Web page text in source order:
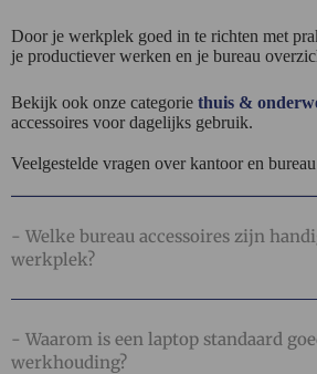
Door je werkplek goed in te richten met
je productiever werken en je bureau
Bekijk ook onze categorie thuis &
accessoires voor dagelijks gebruik.
Veelgestelde vragen over kantoor en
- Welke bureau accessoires zijn
werkplek?
- Waarom is een laptop standaard
werkhouding?